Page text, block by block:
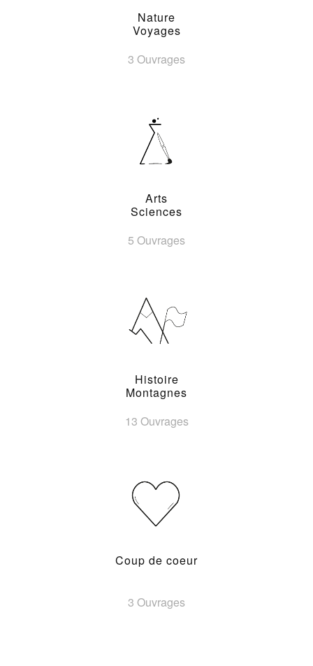
Nature
Voyages
3 Ouvrages
Arts
Sciences
5 Ouvrages
Histoire
Montagnes
13 Ouvrages
Coup de coeur
3 Ouvrages